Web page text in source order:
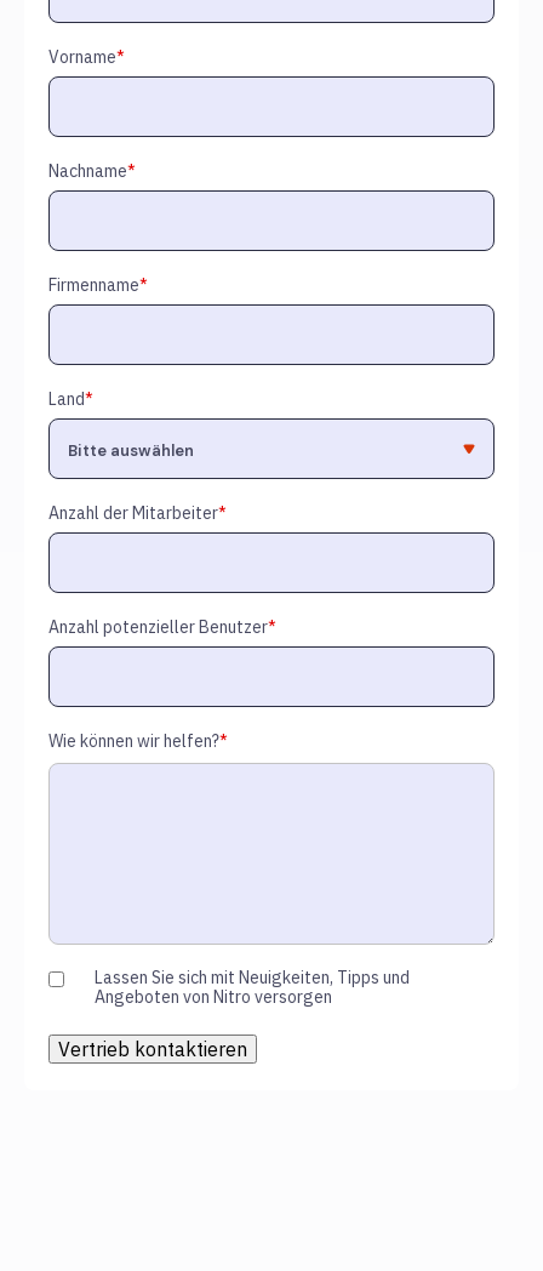
Vorname*
Nachname*
Firmenname*
Land*
Anzahl der Mitarbeiter*
Anzahl potenzieller Benutzer*
Wie können wir helfen?*
Lassen Sie sich mit Neuigkeiten, Tipps und
Angeboten von Nitro versorgen